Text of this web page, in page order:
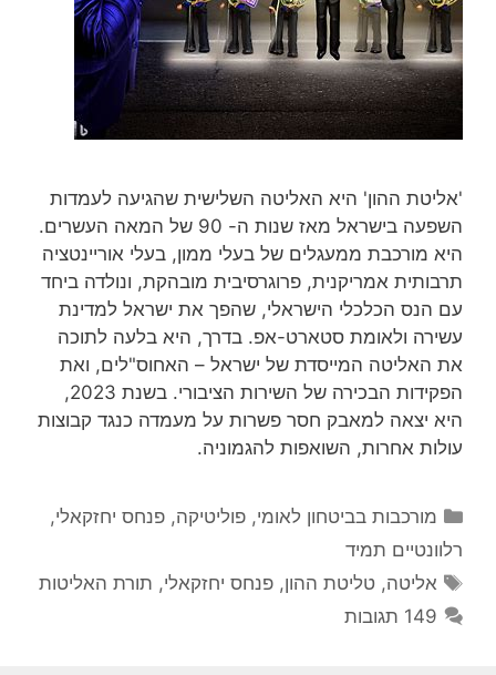
'אליטת ההון' היא האליטה השלישית שהגיעה לעמדות
השפעה בישראל מאז שנות ה- 90 של המאה העשרים.
היא מורכבת ממעגלים של בעלי ממון, בעלי אוריינטציה
תרבותית אמריקנית, פרוגרסיבית מובהקת, ונולדה ביחד
עם הנס הכלכלי הישראלי, שהפך את ישראל למדינת
עשירה ולאומת סטארט-אפ. בדרך, היא בלעה לתוכה
את האליטה המייסדת של ישראל – האחוס"לים, ואת
הפקידות הבכירה של השירות הציבורי. בשנת 2023,
היא יצאה למאבק חסר פשרות על מעמדה כנגד קבוצות
עולות אחרות, השואפות להגמוניה.
קטגוריות
מורכבות בביטחון לאומי,פוליטיקה,פנחס יחזקאלי,
רלוונטיים תמיד
תגיות
אליטה,טליטת ההון,פנחס יחזקאלי, תורת האליטות
149 תגובות